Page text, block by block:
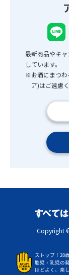
最新商品やキ
しています。
※お酒にまつわ
ア)はご遠慮く
Copyright ©